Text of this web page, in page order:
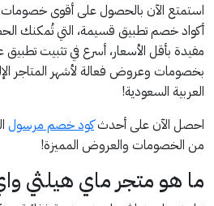
استمتع الآن بالحصول على أقوى
أكواد خصم تطبيق قسيمة، التي تُمكنك
مفيدة بأقل الأسعار، أسرع في تثبيت
بخصومات وعروض فعالة لأشهر المتاجر
العربية السعودية!
احصل الآن على أحدثكود خصم مرسول
من الخصومات والعروض المميزة!
ما هو متجر ماي هيلثي